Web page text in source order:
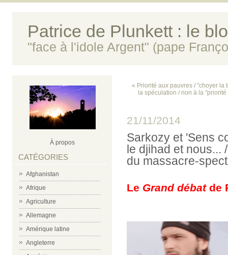
Patrice de Plunkett : le
"face à l'idole Argent" (pape
À propos
CATÉGORIES
Afghanistan
Afrique
Agriculture
Allemagne
Amérique latine
Angleterre
« Priorité aux pauvres / "choyer la
la spéculation / non à la
21/11/2014
Sarkozy et 'Sens
le djihad et nous...
du massacre-
Le Grand débatde